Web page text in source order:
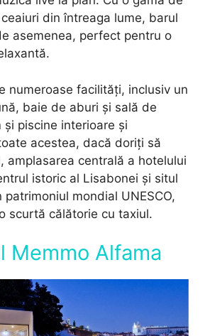
din întreaga lume, barul
asemenea, perfect pentru o
numeroase facilități, inclusiv un
baie de aburi și sală de
piscine interioare și
acestea, dacă doriți să
amplasarea centrală a hotelului
istoric al Lisabonei și situl
patrimoniul mondial UNESCO,
scurtă călătorie cu taxiul.
Memmo Alfama